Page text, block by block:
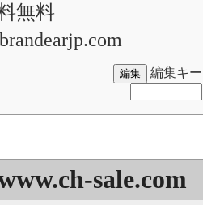
無料
編集キー
sale.com